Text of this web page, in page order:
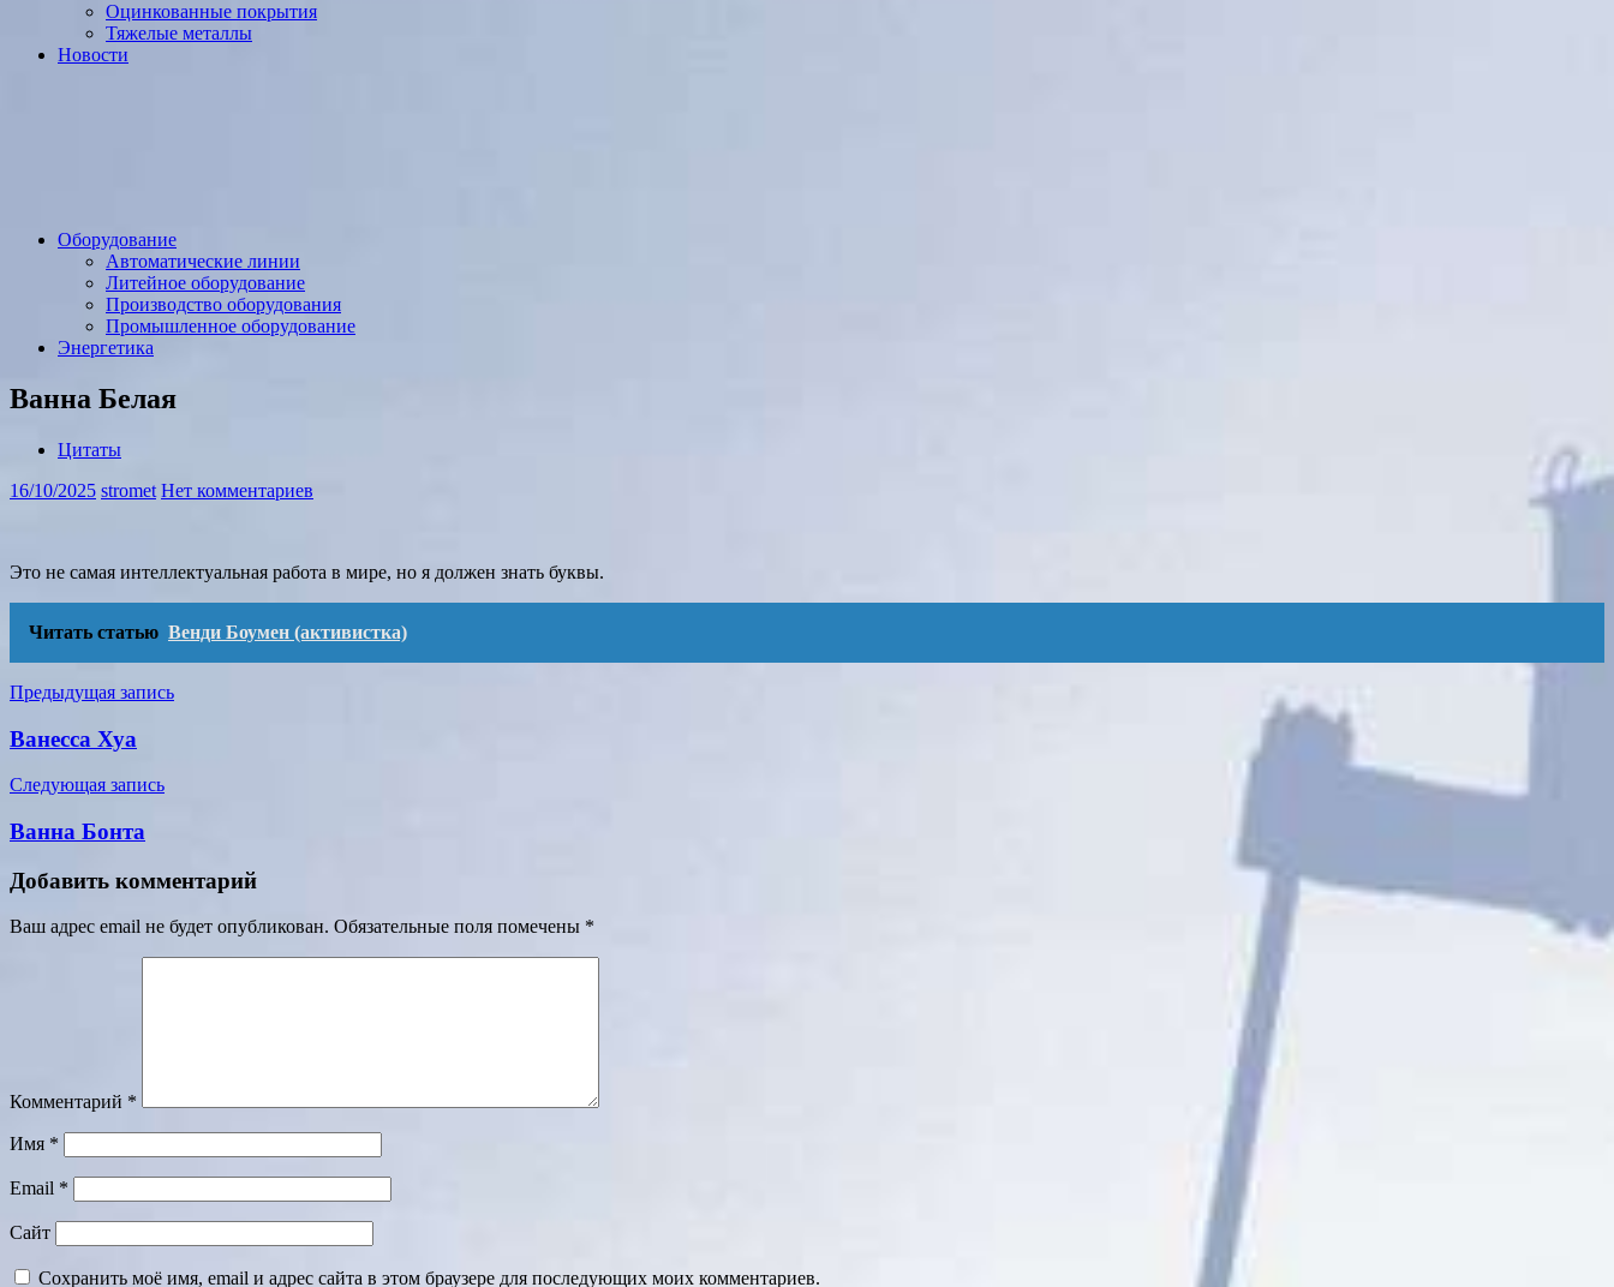
Оцинкованные покрытия
Тяжелые металлы
Новости
Оборудование
Автоматические линии
Литейное оборудование
Производство оборудования
Промышленное оборудование
Энергетика
Ванна Белая
Цитаты
16/10/2025 stromet Нет комментариев
Это не самая интеллектуальная работа в мире, но я должен знать буквы.
Читать статью Венди Боумен (активистка)
Навигация
по
записям
Предыдущая запись
Ванесса Хуа
Следующая запись
Ванна Бонта
Добавить комментарий
Ваш адрес email не будет опубликован. Обязательные поля помечены *
Комментарий *
Имя *
Email *
Сайт
Сохранить моё имя, email и адрес сайта в этом браузере для последующих моих комментариев.